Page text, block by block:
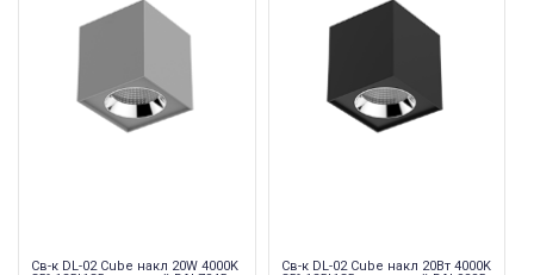
Св-к DL-02 Cube накл 20W 4000K
Св-к DL-02 Cube накл 20Вт 4000K